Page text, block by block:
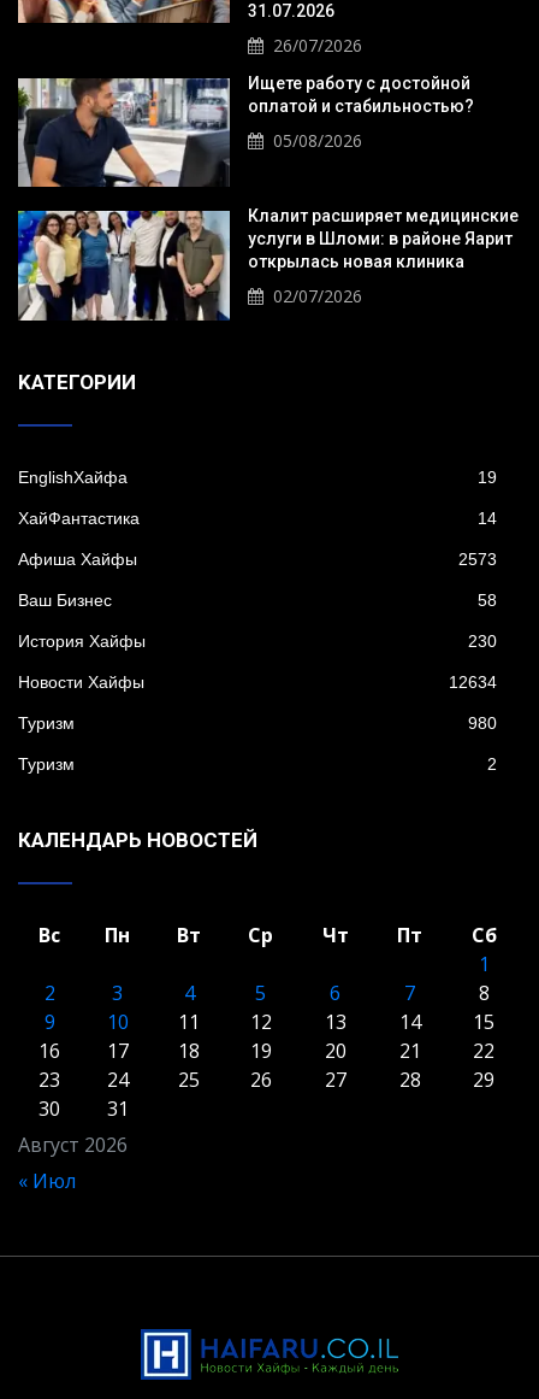
31.07.2026
26/07/2026
Ищете работу с достойной
оплатой и стабильностью?
05/08/2026
Клалит расширяет медицинские
услуги в Шломи: в районе Яарит
открылась новая клиника
02/07/2026
KАТЕГОРИИ
EnglishХайфа 19
XайФантастика 14
Афиша Хайфы 2573
Ваш Бизнес 58
История Хайфы 230
Новости Хайфы 12634
Туризм 980
Туризм 2
КАЛЕНДАРЬ НОВОСТЕЙ
Август 2026
Вс Пн Вт Ср Чт Пт
Сб
1
2
3 4 5 6 7
8
9
10 11 12 13 14
15
16
17 18 19 20 21
22
23
24 25 26 27 28
29
30
31
« Июл